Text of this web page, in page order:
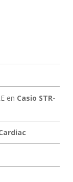
en Casio STR-